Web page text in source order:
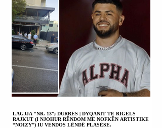
LAGJJA “NR. 13”; DURRËS | DYQANIT TË RIGELS
RAJKUT (I NJOHUR RËNDOM ME NOFKËN ARTISTIKE
“NOIZY”) IU VENDOS LËNDË PLASËSE.